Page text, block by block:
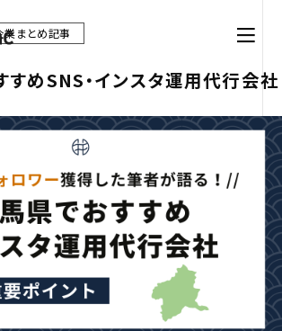
まとめ記事
めSNS・インスタ運用代行会社